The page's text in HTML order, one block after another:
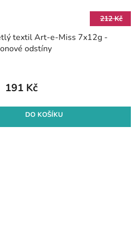
212 Kč
textil Art-e-Miss 7x12g -
odstíny
191 Kč
DO KOŠÍKU